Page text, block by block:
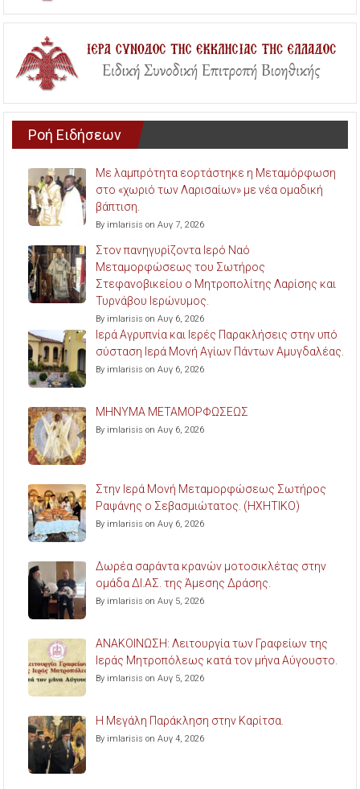
Ροή Ειδήσεων
Με λαμπρότητα εορτάστηκε η Μεταμόρφωση
στο «χωριό των Λαρισαίων» με νέα ομαδική
βάπτιση.
By imlarisis on Αυγ 7, 2026
Στον πανηγυρίζοντα Ιερό Ναό
Μεταμορφώσεως του Σωτήρος
Στεφανοβικείου ο Μητροπολίτης Λαρίσης και
Τυρνάβου Ιερώνυμος.
By imlarisis on Αυγ 6, 2026
Ιερά Αγρυπνία και Ιερές Παρακλήσεις στην υπό
σύσταση Ιερά Μονή Αγίων Πάντων Αμυγδαλέας.
By imlarisis on Αυγ 6, 2026
ΜΗΝΥΜΑ ΜΕΤΑΜΟΡΦΩΣΕΩΣ
By imlarisis on Αυγ 6, 2026
Στην Ιερά Μονή Μεταμορφώσεως Σωτήρος
Ραψάνης ο Σεβασμιώτατος. (ΗΧΗΤΙΚΟ)
By imlarisis on Αυγ 6, 2026
Δωρέα σαράντα κρανών μοτοσικλέτας στην
ομάδα ΔΙ.ΑΣ. της Άμεσης Δράσης.
By imlarisis on Αυγ 5, 2026
ΑΝΑΚΟΙΝΩΣΗ: Λειτουργία των Γραφείων της
Ιεράς Μητροπόλεως κατά τον μήνα Αύγουστο.
By imlarisis on Αυγ 5, 2026
Η Μεγάλη Παράκληση στην Καρίτσα.
By imlarisis on Αυγ 4, 2026